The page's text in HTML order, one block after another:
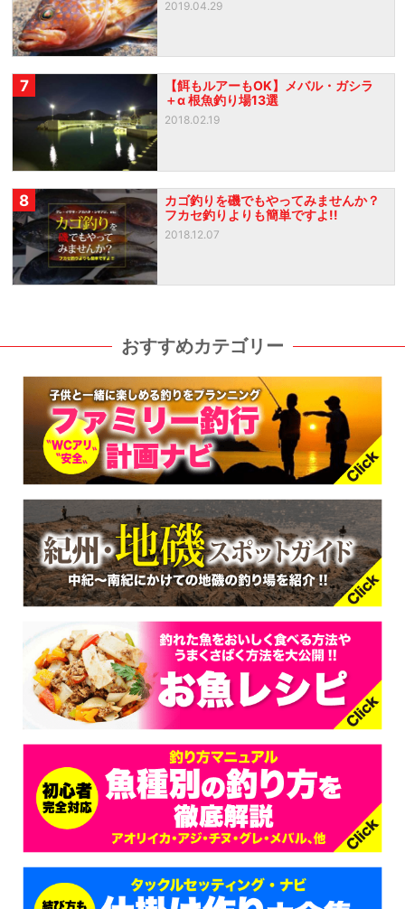
2019.04.29
7
【餌もルアーもOK】メバル・ガシラ
＋α 根魚釣り場13選
2018.02.19
8
カゴ釣りを磯でもやってみませんか？
フカセ釣りよりも簡単ですよ!!
2018.12.07
おすすめカテゴリー